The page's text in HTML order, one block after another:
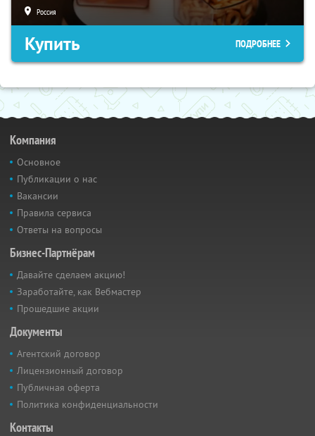
Россия
Купить ПОДРОБНЕЕ
Компания
Основное
Публикации о нас
Вакансии
Правила сервиса
Ответы на вопросы
Бизнес-Партнёрам
Давайте сделаем акцию!
Заработайте, как Вебмастер
Прошедшие акции
Документы
Агентский договор
Лицензионный договор
Публичная оферта
Политика конфиденциальности
Контакты